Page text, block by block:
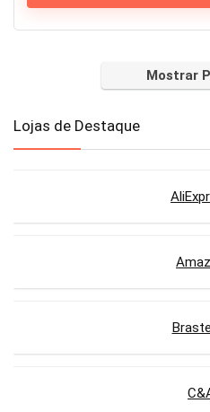
Mostrar
Lojas de Destaque